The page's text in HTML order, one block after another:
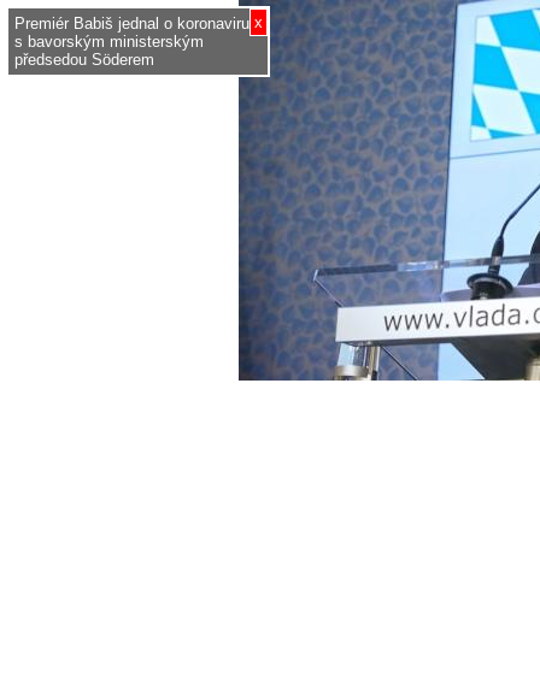
x
Premiér Babiš jednal o koronaviru
s bavorským ministerským
předsedou Söderem